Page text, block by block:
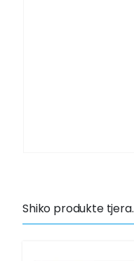
Shiko produkte